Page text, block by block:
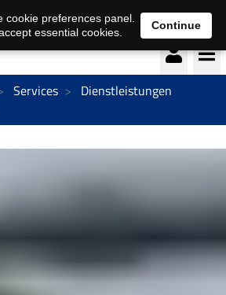
Deutsch français
Services
Dienstleistungen
cookie preferences panel.
essential cookies.
Continue